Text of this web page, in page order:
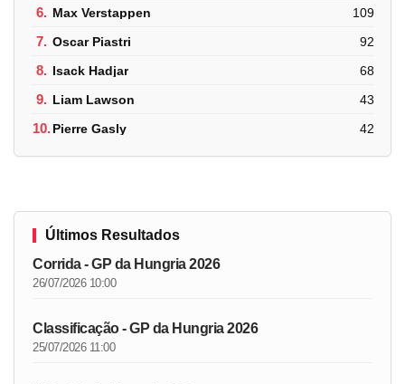
6. Max Verstappen 109
7. Oscar Piastri 92
8. Isack Hadjar 68
9. Liam Lawson 43
10.Pierre Gasly 42
Últimos Resultados
Corrida - GP da Hungria 2026
26/07/2026 10:00
Classificação - GP da Hungria 2026
25/07/2026 11:00